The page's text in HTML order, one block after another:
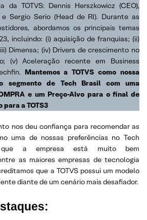
da TOTVS: Dennis Herszkowicz (CEO),
Sergio Serio (Head de RI). Durante as
abordamos os principais temas
incluindo: (i) aquisição de franquias; (ii)
Dimensa; (iv) Drivers de crescimento no
(v) Aceleração recente em Business
Mantemos a TOTVS como nossa
segmento de Tech Brasil com uma
e um Preço-Alvo para o final de
para a TOTS3
nos deu confiança para recomendar as
uma de nossas preferências no Tech
a empresa está muito bem
as maiores empresas de tecnologia
que a TOTVS possui um modelo
diante de um cenário mais desafiador.